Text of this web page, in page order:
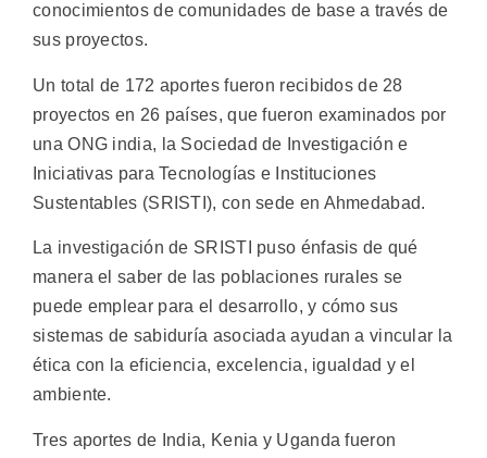
conocimientos de comunidades de base a través de
sus proyectos.
Un total de 172 aportes fueron recibidos de 28
proyectos en 26 países, que fueron examinados por
una ONG india, la Sociedad de Investigación e
Iniciativas para Tecnologías e Instituciones
Sustentables (SRISTI), con sede en Ahmedabad.
La investigación de SRISTI puso énfasis de qué
manera el saber de las poblaciones rurales se
puede emplear para el desarrollo, y cómo sus
sistemas de sabiduría asociada ayudan a vincular la
ética con la eficiencia, excelencia, igualdad y el
ambiente.
Tres aportes de India, Kenia y Uganda fueron